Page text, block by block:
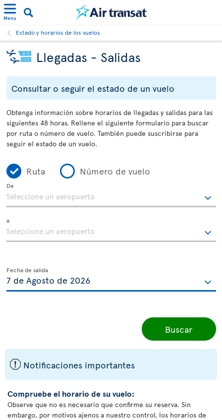
Menu
Estado y horarios de los vuelos
Llegadas - Salidas
Consultar o seguir el estado de un vuelo
Obtenga información sobre horarios de llegadas y salidas para las
siguientes 48 horas. Rellene el siguiente formulario para buscar
por ruta o número de vuelo. También puede suscribirse para
seguir el estado de un vuelo.
Ruta Número de vuelo
De
a
Fecha de salida
Buscar
ü Notificaciones importantes
Compruebe el horario de su vuelo:
Observe que no es necesario que confirme su reserva. Sin
embargo, por motivos ajenos a nuestro control, los horarios de